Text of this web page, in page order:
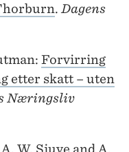
. Dagens
Forvirring
etter skatt – uten
Næringsliv
W. Sjuve and A.